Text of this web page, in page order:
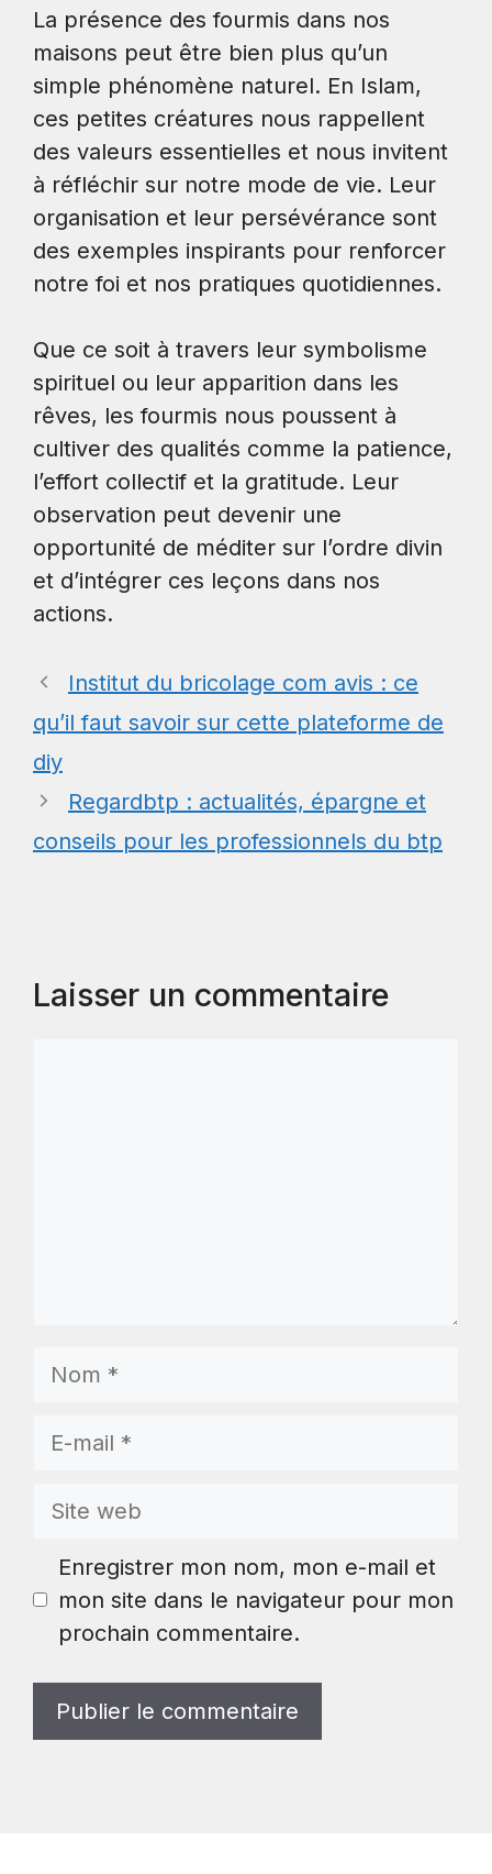
La présence des fourmis dans nos
maisons peut être bien plus qu’un
simple phénomène naturel. En Islam,
ces petites créatures nous rappellent
des valeurs essentielles et nous invitent
à réfléchir sur notre mode de vie. Leur
organisation et leur persévérance sont
des exemples inspirants pour renforcer
notre foi et nos pratiques quotidiennes.
Que ce soit à travers leur symbolisme
spirituel ou leur apparition dans les
rêves, les fourmis nous poussent à
cultiver des qualités comme la patience,
l’effort collectif et la gratitude. Leur
observation peut devenir une
opportunité de méditer sur l’ordre divin
et d’intégrer ces leçons dans nos
actions.
Institut du bricolage com avis : ce
qu’il faut savoir sur cette plateforme de
diy
Regardbtp : actualités, épargne et
conseils pour les professionnels du btp
Laisser un commentaire
Nom
E-
Site
Enregistrer mon nom, mon e-mail et
mon site dans le navigateur pour mon
prochain commentaire.